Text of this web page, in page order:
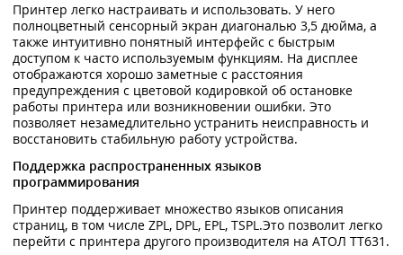
Принтер легко настраивать и использовать. У него
полноцветный сенсорный экран диагональю 3,5 дюйма, а
также интуитивно понятный интерфейс с быстрым
доступом к часто используемым функциям. На дисплее
отображаются хорошо заметные с расстояния
предупреждения с цветовой кодировкой об остановке
работы принтера или возникновении ошибки. Это
позволяет незамедлительно устранить неисправность и
восстановить стабильную работу устройства.
Поддержка распространенных языков
программирования
Принтер поддерживает множество языков описания
страниц, в том числе ZPL, DPL, EPL, TSPL.Это позволит легко
перейти с принтера другого производителя на АТОЛ TT631.